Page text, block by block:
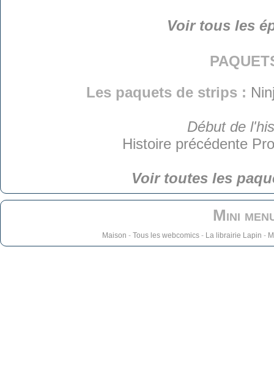
Voir tous les
Les paquets de strips :
Début de
Histoire précédente
Voir toutes les
Mini
Maison - Tous les webcomics- La librairie Lapin -